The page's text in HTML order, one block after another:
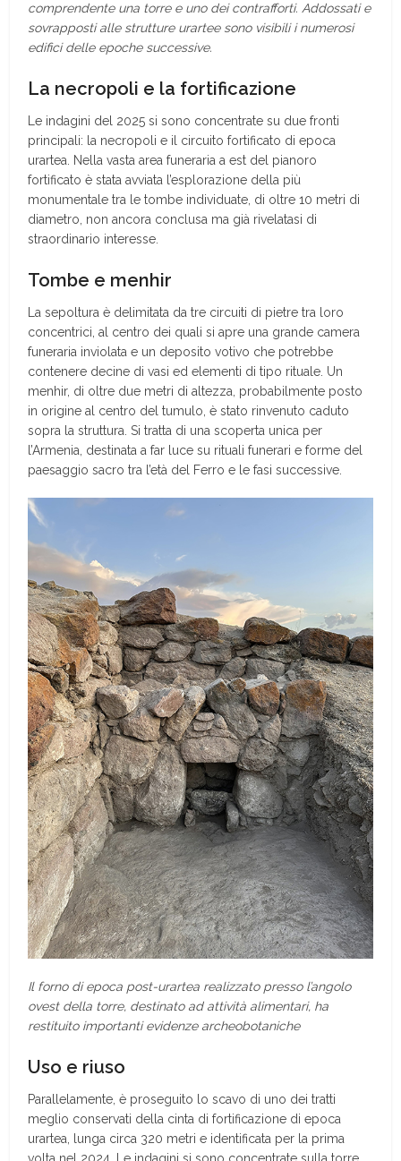
comprendente una torre e uno dei contrafforti. Addossati e
sovrapposti alle strutture urartee sono visibili i numerosi
edifici delle epoche successive.
La necropoli e la fortificazione
Le indagini del 2025 si sono concentrate su due fronti
principali: la necropoli e il circuito fortificato di epoca
urartea. Nella vasta area funeraria a est del pianoro
fortificato è stata avviata l’esplorazione della più
monumentale tra le tombe individuate, di oltre 10 metri di
diametro, non ancora conclusa ma già rivelatasi di
straordinario interesse.
Tombe e menhir
La sepoltura è delimitata da tre circuiti di pietre tra loro
concentrici, al centro dei quali si apre una grande camera
funeraria inviolata e un deposito votivo che potrebbe
contenere decine di vasi ed elementi di tipo rituale. Un
menhir, di oltre due metri di altezza, probabilmente posto
in origine al centro del tumulo, è stato rinvenuto caduto
sopra la struttura. Si tratta di una scoperta unica per
l’Armenia, destinata a far luce su rituali funerari e forme del
paesaggio sacro tra l’età del Ferro e le fasi successive.
Il forno di epoca post-urartea realizzato presso l’angolo
ovest della torre, destinato ad attività alimentari, ha
restituito importanti evidenze archeobotaniche
Uso e riuso
Parallelamente, è proseguito lo scavo di uno dei tratti
meglio conservati della cinta di fortificazione di epoca
urartea, lunga circa 320 metri e identificata per la prima